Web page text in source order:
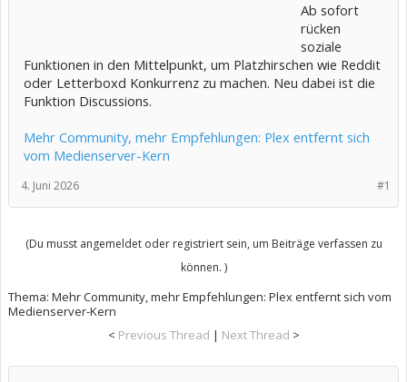
Ab sofort
rücken
soziale
Funktionen in den Mittelpunkt, um Platzhirschen wie Reddit
oder Letterboxd Konkurrenz zu machen. Neu dabei ist die
Funktion Discussions.
Mehr Community, mehr Empfehlungen: Plex entfernt sich
vom Medienserver-Kern
#1
4. Juni 2026
(Du musst angemeldet oder registriert sein, um Beiträge verfassen zu
können. )
Thema: Mehr Community, mehr Empfehlungen: Plex entfernt sich vom
Medienserver-Kern
< Previous Thread | Next Thread >